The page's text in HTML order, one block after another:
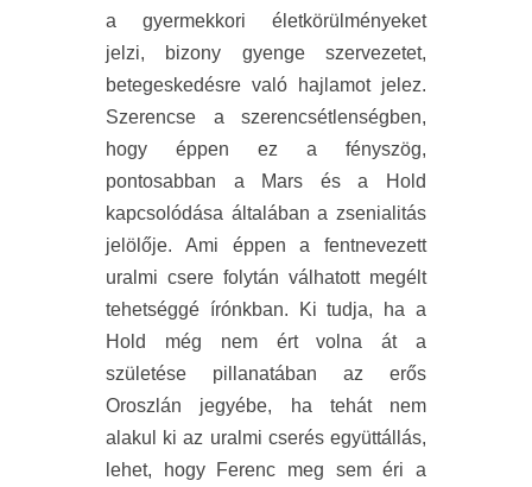
a gyermekkori életkörülményeket
jelzi, bizony gyenge szervezetet,
betegeskedésre való hajlamot jelez.
Szerencse a szerencsétlenségben,
hogy éppen ez a fényszög,
pontosabban a Mars és a Hold
kapcsolódása általában a zsenialitás
jelölője. Ami éppen a fentnevezett
uralmi csere folytán válhatott megélt
tehetséggé írónkban. Ki tudja, ha a
Hold még nem ért volna át a
születése pillanatában az erős
Oroszlán jegyébe, ha tehát nem
alakul ki az uralmi cserés együttállás,
lehet, hogy Ferenc meg sem éri a